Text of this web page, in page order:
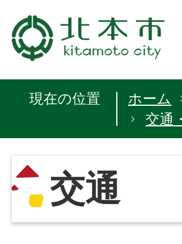
現在の位置 ホーム
交通
交通